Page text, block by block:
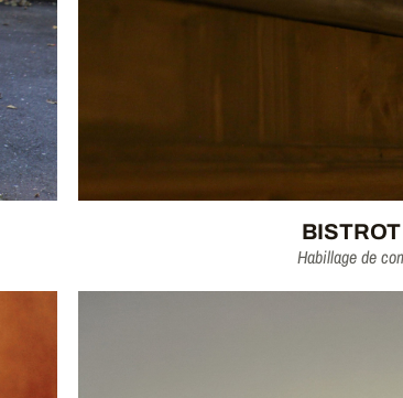
Habillage de